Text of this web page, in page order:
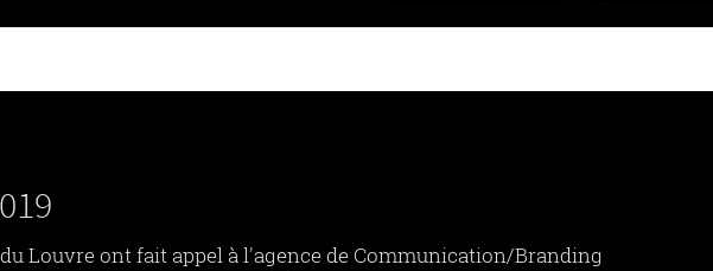
Louvre ont fait appel à l'agence de Communication/Branding